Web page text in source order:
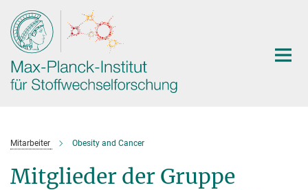
Hauptinhalt
Mitarbeiter Obesity and Cancer
Mitglieder der Gruppe